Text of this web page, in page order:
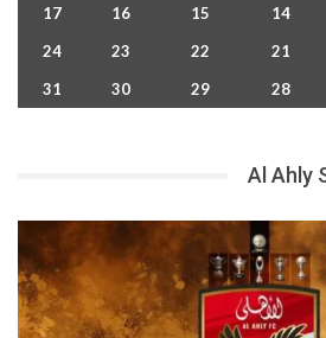
14
15
16
17
21
22
23
24
28
29
30
31